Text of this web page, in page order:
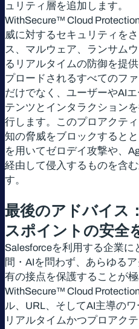
ュリティ層を追加します。
WithSecure™ Cloud
威に対するセキュリティを
ス、マルウェア、ランサム
るリアルタイムの防御を提
プロードされるすべてのフ
だけでなく、ユーザーやAI
テンツとインタラクション
行します。このプロアクテ
知の脅威をブロックすると
を用いてゼロデイ攻撃や、
経由して侵入するものを含
す。
最後のアドバイス
スポイントの安全
Salesforceを利用する企業に
間・AIを問わず、あらゆる
有の接点を保護することが極
WithSecure™ Cloud
ル、URL、そしてAI主導の
リアルタイムかつプロアク